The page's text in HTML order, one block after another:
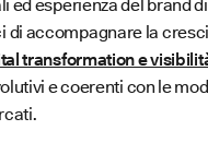
ed esperienza del brand
accompagnare la
transformation e
e coerenti con le